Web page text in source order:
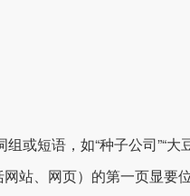
或短语，如“种子公司”“大
站、网页）的第一页显要